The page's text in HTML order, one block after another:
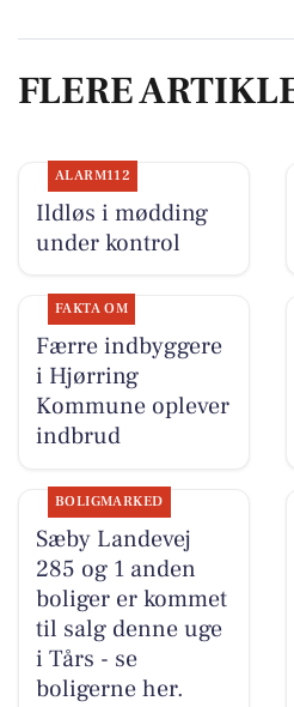
FLERE
ALARM112
Ildløs i mødding
under kontrol
FAKTA OM
Færre indbyggere
i Hjørring
Kommune oplever
indbrud
BOLIGMARKED
Sæby Landevej
285 og 1 anden
boliger er kommet
til salg denne uge
i Tårs - se
boligerne her.